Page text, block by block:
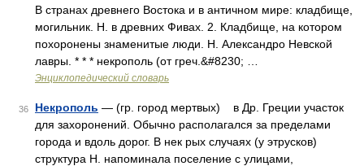
В странах древнего Востока и в античном мире: кладбище,
могильник. Н. в древних Фивах. 2. Кладбище, на котором
похоронены знаменитые люди. Н. Александро Невской
лавры. * * * некрополь (от греч.&#8230; …
Энциклопедический словарь
36 Некрополь — (гр. город мертвых) в Др. Греции участок
для захоронений. Обычно располагался за пределами
города и вдоль дорог. В нек рых случаях (у этрусков)
структура Н. напоминала поселение с улицами,